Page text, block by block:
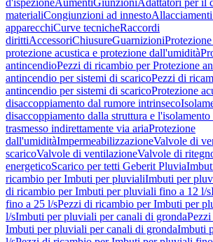
d'ispezioneAumentiGiunzioniAdattatori per il
materialiCongiunzioni ad innesto
apparecchiCurve tecnicheRaccordi
dirittiAccessoriChiusureGuarnizioni
protezione acustica e protezione dall'umidità
antincendioPezzi di ricambio per Protezione
antincendio per sistemi di scaricoPezzi di
antincendio per sistemi di scaricoProtezione
disaccoppiamento dal rumore intrinseco
disaccoppiamento dalla struttura e
trasmesso indirettamente via ariaProtezione
dall'umiditàImpermeabilizzazioneValvole di
scaricoValvole di ventilazioneValvole di
energeticoScarico per tetti Geberit Pluvia
ricambio per Imbuti per pluvialiImbuti per
di ricambio per Imbuti per pluviali fino a 12 l/s
fino a 25 l/sPezzi di ricambio per Imbuti per
l/sImbuti per pluviali per canali di gronda
Imbuti per pluviali per canali di grondaImbuti